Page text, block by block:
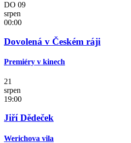
DO 09
srpen
00:00
Dovolená v Českém ráji
Premiéry v kinech
21
srpen
19:00
Jiří Dědeček
Werichova vila